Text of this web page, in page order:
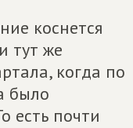
коснется
тут же
когда по
было
есть почти